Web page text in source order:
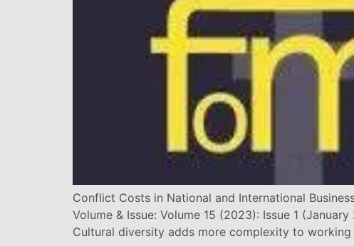
Conflict Costs in National and International
Volume & Issue: Volume 15 (2023): Issue 1
Cultural diversity adds more complexity to